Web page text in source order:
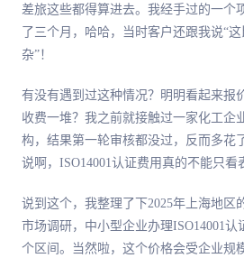
差旅这些都得算进去。我经手过的一个
了三个月，哈哈，当时客户还跟我说“
杂”！
有没有遇到过这种情况？明明看起来报
收费一堆？我之前就接触过一家化工企
构，结果第一轮审核都没过，反而多花
说啊，ISO14001认证费用真的不能只看
说到这个，我整理了下2025年上海地区
市场调研，中小型企业办理ISO14001认
个区间。当然啦，这个价格会受企业规